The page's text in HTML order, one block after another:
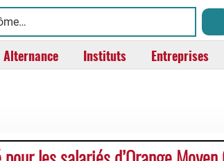
Alternance Instituts Entreprises